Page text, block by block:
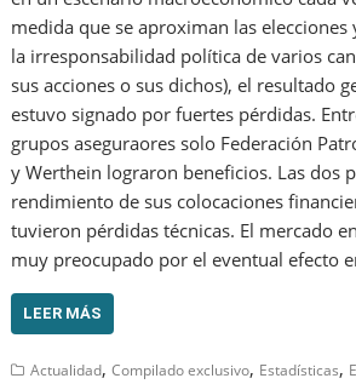
medida que se aproximan las
la irresponsabilidad política de varios
sus acciones o sus dichos), el resultado
estuvo signado por fuertes pérdidas.
grupos aseguraores solo Federación
y Werthein lograron beneficios. Las dos
rendimiento de sus colocaciones
tuvieron pérdidas técnicas. El mercado
muy preocupado por el eventual efecto
LEER MÁS
Actualidad,Compilado exclusivo, Estadísticas,